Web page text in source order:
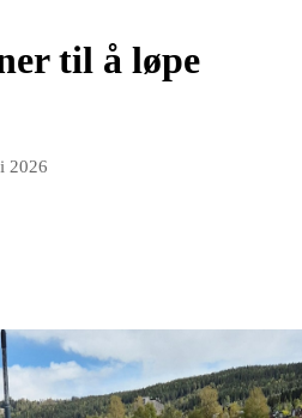
til å løpe
2026